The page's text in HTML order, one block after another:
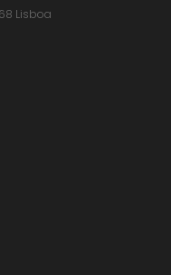
Lisboa